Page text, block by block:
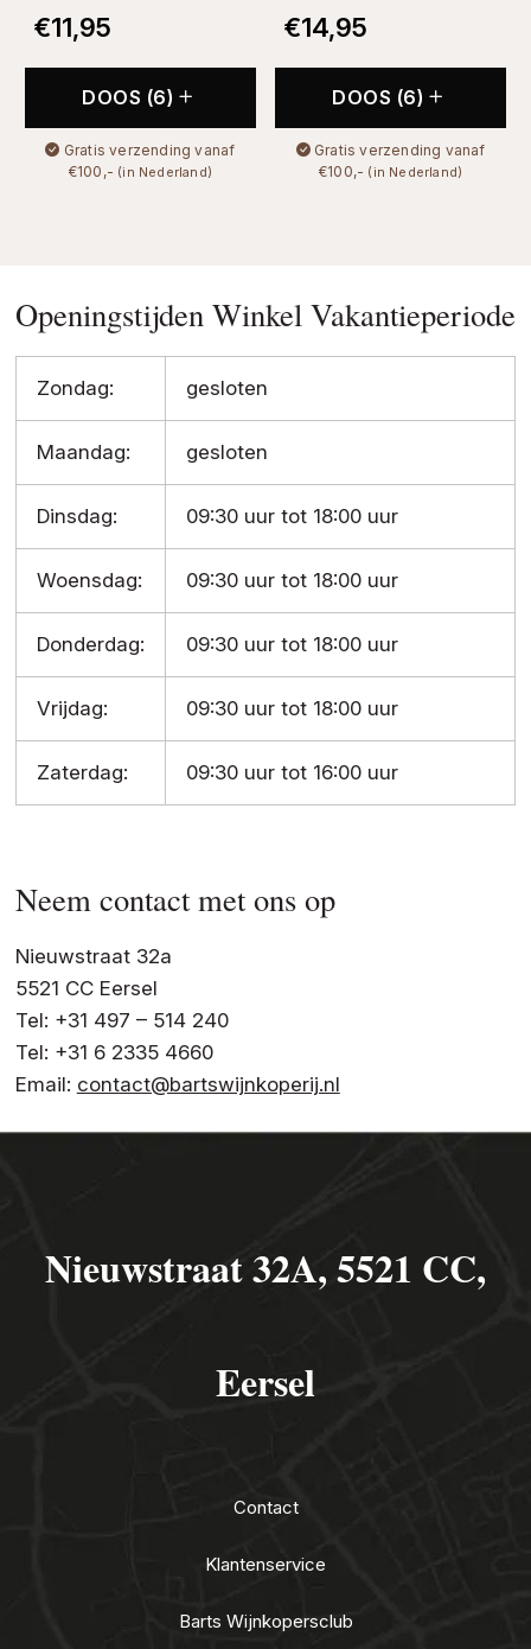
€11,95
DOOS (6)
Gratis verzending vanaf
€100,- (in Nederland)
€14,95
DOOS (6)
Gratis verzending vanaf
€100,- (in Nederland)
Openingstijden Winkel Vakantieperiode
Zondag: gesloten
Maandag: gesloten
Dinsdag: 09:30 uur tot 18:00 uur
Woensdag: 09:30 uur tot 18:00 uur
Donderdag: 09:30 uur tot 18:00 uur
Vrijdag: 09:30 uur tot 18:00 uur
Zaterdag: 09:30 uur tot 16:00 uur
Neem contact met ons op
Nieuwstraat 32a
5521 CC Eersel
Tel: +31 497 – 514 240
Tel: +31 6 2335 4660
Email: contact@bartswijnkoperij.nl
Nieuwstraat 32A, 5521 CC,
Eersel
Contact
Klantenservice
Barts Wijnkopersclub